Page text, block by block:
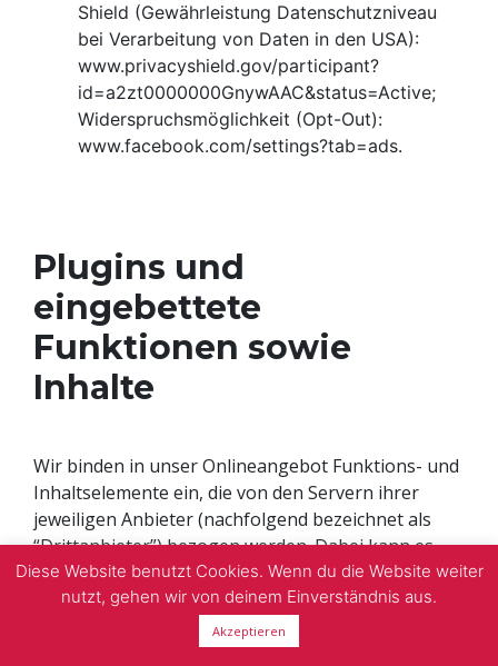
Shield (Gewährleistung Datenschutzniveau
bei Verarbeitung von Daten in den USA):
www.privacyshield.gov/participant?
id=a2zt0000000GnywAAC&status=Active;
Widerspruchsmöglichkeit (Opt-Out):
www.facebook.com/settings?tab=ads.
Plugins und
eingebettete
Funktionen sowie
Inhalte
Wir binden in unser Onlineangebot Funktions- und
Inhaltselemente ein, die von den Servern ihrer
jeweiligen Anbieter (nachfolgend bezeichnet als
“Drittanbieter”) bezogen werden. Dabei kann es
sich zum Beispiel um Grafiken, Videos oder Social-
Media-Schaltflächen sowie Beiträge handeln
(nachfolgend einheitlich bezeichnet als “Inhalte”).
Diese Website benutzt Cookies. Wenn du die Website weiter
nutzt, gehen wir von deinem Einverständnis aus.
Akzeptieren